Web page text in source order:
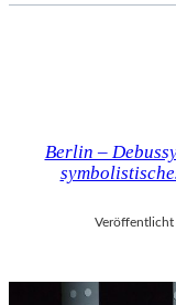
Berlin –
Veröffentlicht